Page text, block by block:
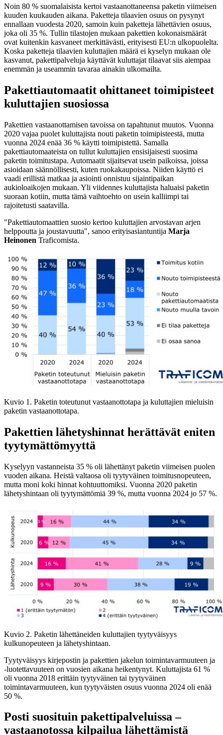
Noin 80 % suomalaisista kertoi vastaanottaneensa paketin viimeisen
kuuden kuukauden aikana. Paketteja tilaavien osuus on pysynyt
ennallaan vuodesta 2020, samoin kuin paketteja lähettävien osuus,
joka oli 35 %. Tullin tilastojen mukaan pakettien kokonaismäärät
ovat kuitenkin kasvaneet merkittävästi, erityisesti EU:n ulkopuolelta.
Koska paketteja tilaavien kuluttajien määrä ei kyselyn mukaan ole
kasvanut, pakettipalveluja käyttävät kuluttajat tilaavat siis aiempaa
enemmän ja useammin tavaraa ainakin ulkomailta.
Pakettiautomaatit ohittaneet toimipisteet
kuluttajien suosiossa
Pakettien vastaanottamisen tavoissa on tapahtunut muutos. Vuonna
2020 vajaa puolet kuluttajista nouti paketin toimipisteestä, mutta
vuonna 2024 enää 36 % käytti toimipistettä. Samalla
pakettiautomaateista on tullut kuluttajien ensisijaisesti suosima
paketin toimitustapa. Automaatit sijaitsevat usein paikoissa, joissa
asioidaan säännöllisesti, kuten ruokakaupoissa. Niiden käyttö ei
vaadi erillistä matkaa ja asiointi onnistuu sijaintipaikan
aukioloaikojen mukaan. Yli viidennes kuluttajista haluaisi paketin
suoraan kotiin, mutta tämä vaihtoehto on usein kalliimpi tai
rajoitetusti saatavilla.
"Pakettiautomaattien suosio kertoo kuluttajien arvostavan arjen
helppoutta ja joustavuutta", sanoo erityisasiantuntija Marja
Heinonen Traficomista.
Kuvio 1. Paketin toteutunut vastaanottotapa ja kuluttajien mieluisin
paketin vastaanottotapa.
Pakettien lähetyshinnat herättävät eniten
tyytymättömyyttä
Kyselyyn vastanneista 35 % oli lähettänyt paketin viimeisen puolen
vuoden aikana. Heistä valtaosa oli tyytyväinen toimitusnopeuteen,
mutta moni koki hinnat kohtuuttomiksi. Vuonna 2020 paketin
lähetyshintaan oli tyytymättömiä 39 %, mutta vuonna 2024 jo 57 %.
Kuvio 2. Paketin lähettäneiden kuluttajien tyytyväisyys
kulkunopeuteen ja lähetyshintaan.
Tyytyväisyys kirjepostin ja pakettien jakelun toimintavarmuuteen ja
-luotettavuuteen on vuosien aikana heikentynyt. Kuluttajista 61 %
oli vuonna 2018 erittäin tyytyväinen tai tyytyväinen
toimintavarmuuteen, kun tyytyväisten osuus vuonna 2024 oli enää
50 %.
Posti suosituin pakettipalveluissa –
vastaanotossa kilpailua lähettämistä